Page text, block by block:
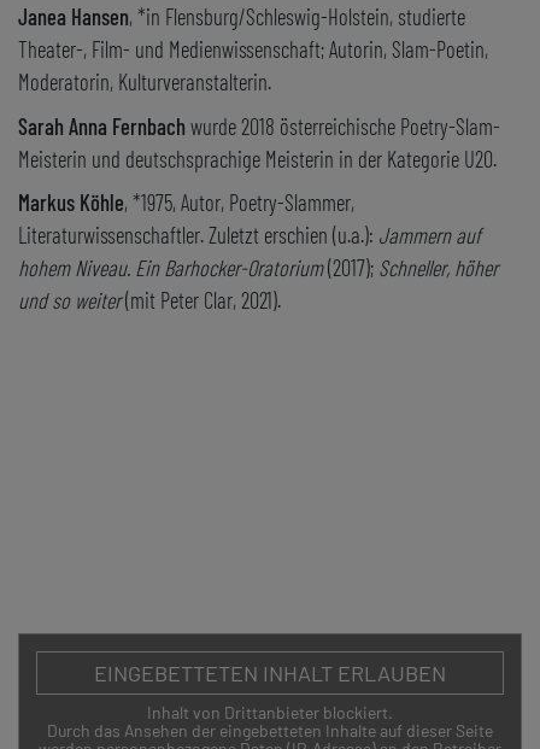
Janea Hansen, *in Flensburg/Schleswig-Holstein, studierte
Theater-, Film- und Medienwissenschaft; Autorin, Slam-Poetin,
Moderatorin, Kulturveranstalterin.
Sarah Anna Fernbach wurde 2018 österreichische Poetry-Slam-
Meisterin und deutschsprachige Meisterin in der Kategorie U20.
Markus Köhle, *1975, Autor, Poetry-Slammer,
Literaturwissenschaftler. Zuletzt erschien (u.a.): Jammern auf
hohem Niveau. Ein Barhocker-Oratorium(2017); Schneller, höher
und so weiter(mit Peter Clar, 2021).
EINGEBETTETEN INHALT ERLAUBEN
Inhalt von Drittanbieter blockiert.
Durch das Ansehen der eingebetteten Inhalte auf dieser Seite
ZURÜCK
© Alte Schmiede Kunstverein Wien,
Mit besonderer